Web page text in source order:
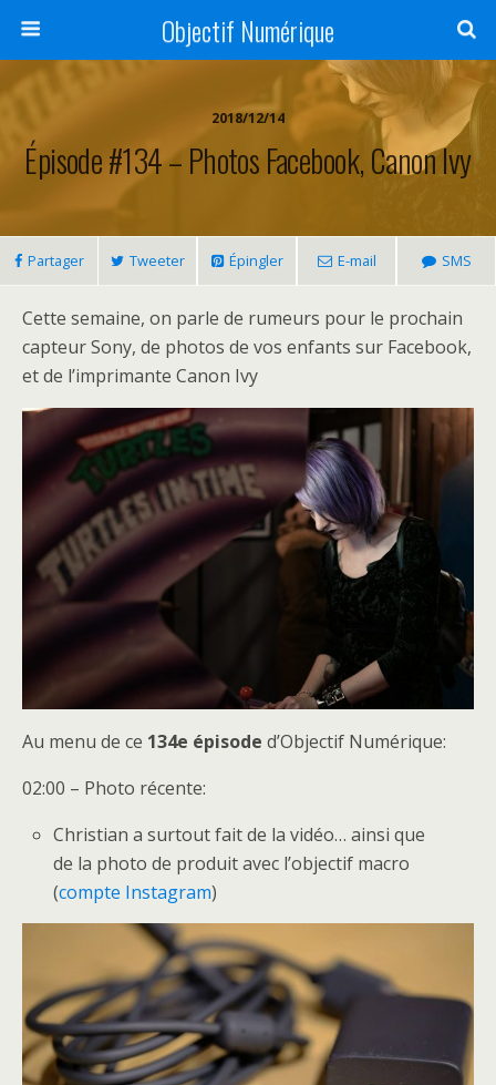
Objectif Numérique
2018/12/14
Épisode #134 – Photos Facebook, Canon Ivy
Partager Tweeter Épingler E-mail SMS
Cette semaine, on parle de rumeurs pour le prochain
capteur Sony, de photos de vos enfants sur Facebook,
et de l’imprimante Canon Ivy
Au menu de ce 134e épisode d’Objectif Numérique:
02:00 – Photo récente:
Christian a surtout fait de la vidéo… ainsi que
de la photo de produit avec l’objectif macro
(compte Instagram)